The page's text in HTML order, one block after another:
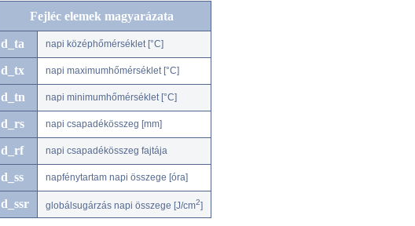
Fejléc elemek magyarázata
d_ta napi középhőmérséklet [°C]
d_tx napi maximumhőmérséklet [°C]
d_tn napi minimumhőmérséklet [°C]
d_rs napi csapadékösszeg [mm]
d_rf napi csapadékösszeg fajtája
d_ss napfénytartam napi összege [óra]
d_ssr globálsugárzás napi összege [J/cm2]